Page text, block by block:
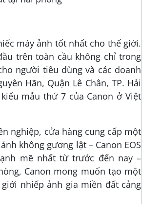
máy ảnh tốt nhất cho thế giới.
trên toàn cầu không chỉ trong
người tiêu dùng và các doanh
Hãn, Quận Lê Chân, TP. Hải
mẫu thứ 7 của Canon ở Việt
nghiệp, cửa hàng cung cấp một
không gương lật – Canon EOS
mẽ nhất từ trước đến nay –
Canon mong muốn tạo một
nhiếp ảnh gia miền đất cảng